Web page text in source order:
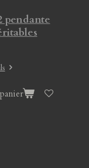
pendante